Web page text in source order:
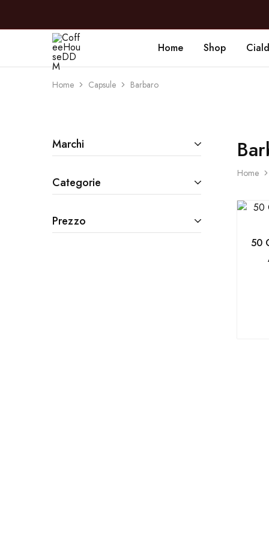
CoffeeHouseDDM
Caffè
a
Marano
Home Shop
Home Capsule Barbaro
Home
50
Marchi
Categorie
Prezzo